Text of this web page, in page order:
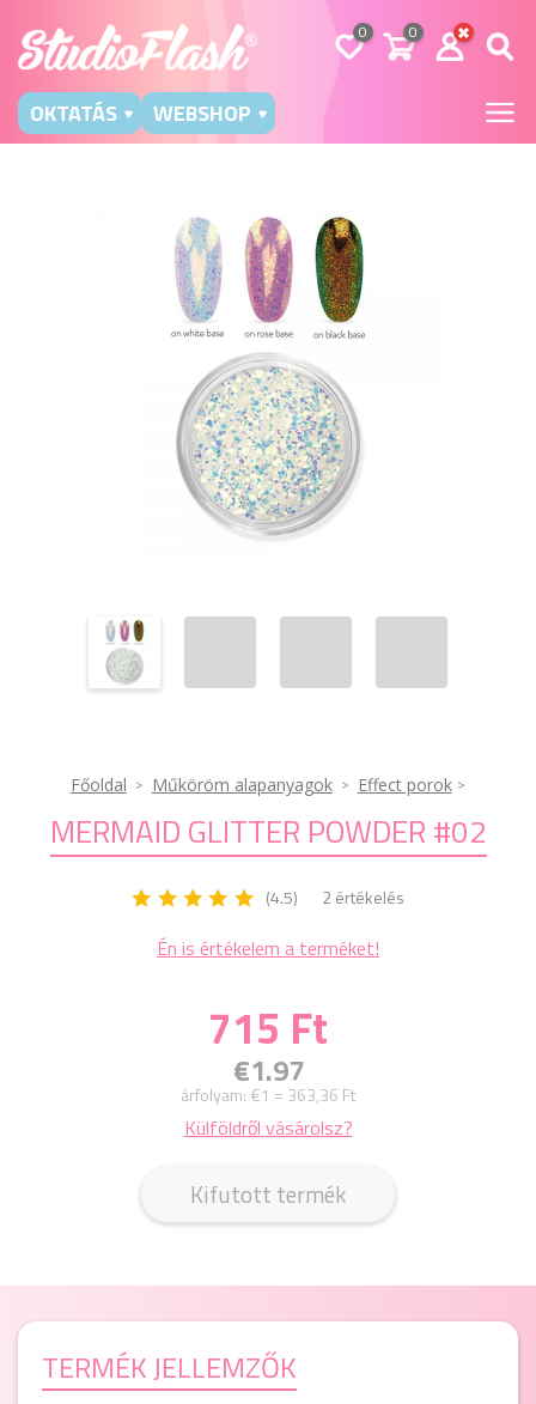
0 0
OKTATÁS WEBSHOP
Főoldal Műköröm alapanyagok Effect porok
MERMAID GLITTER POWDER #02
(4.5) 2 értékelés
Én is értékelem a terméket!
715 Ft
€1.97
árfolyam: €1 = 363,36 Ft
Külföldről vásárolsz?
Kifutott termék
TERMÉK JELLEMZŐK